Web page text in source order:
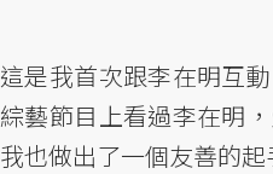
這是我首次跟李在明互
綜藝節目上看過李在明
我也做出了一個友善的起